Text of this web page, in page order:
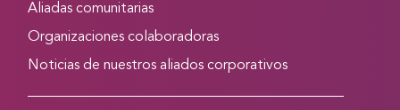
Aliadas comunitarias
Organizaciones colaboradoras
Noticias de nuestros aliados corporativos